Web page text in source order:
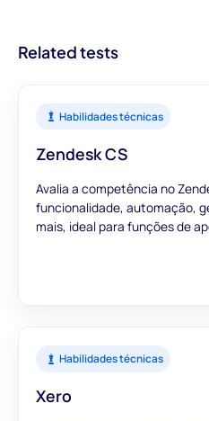
Related tests
Habilidades técnicas
Zendesk CS
Avalia a competência no
funcionalidade, automação,
mais, ideal para funções de
Habilidades técnicas
Xero